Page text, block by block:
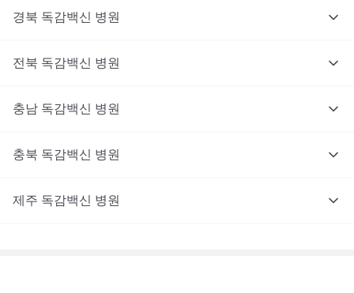
경북 독감백신 병원
전북 독감백신 병원
충남 독감백신 병원
충북 독감백신 병원
제주 독감백신 병원